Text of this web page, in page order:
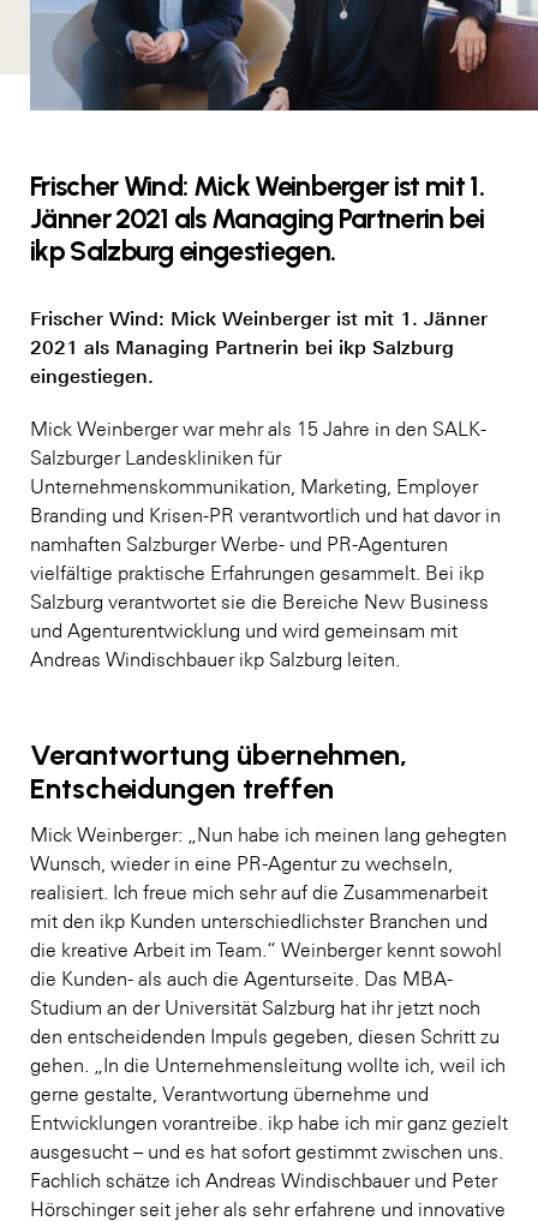
Frischer Wind: Mick Weinberger ist mit 1.
Jänner 2021 als Managing Partnerin bei
ikp Salzburg eingestiegen.
Frischer Wind: Mick Weinberger ist mit 1. Jänner
2021 als Managing Partnerin bei ikp Salzburg
eingestiegen.
Mick Weinberger war mehr als 15 Jahre in den SALK-
Salzburger Landeskliniken für
Unternehmenskommunikation, Marketing, Employer
Branding und Krisen-PR verantwortlich und hat davor in
namhaften Salzburger Werbe- und PR-Agenturen
vielfältige praktische Erfahrungen gesammelt. Bei ikp
Salzburg verantwortet sie die Bereiche New Business
und Agenturentwicklung und wird gemeinsam mit
Andreas Windischbauer ikp Salzburg leiten.
Verantwortung übernehmen,
Entscheidungen treffen
Mick Weinberger: „Nun habe ich meinen lang gehegten
Wunsch, wieder in eine PR-Agentur zu wechseln,
realisiert. Ich freue mich sehr auf die Zusammenarbeit
mit den ikp Kunden unterschiedlichster Branchen und
die kreative Arbeit im Team.“ Weinberger kennt sowohl
die Kunden- als auch die Agenturseite. Das MBA-
Studium an der Universität Salzburg hat ihr jetzt noch
den entscheidenden Impuls gegeben, diesen Schritt zu
gehen. „In die Unternehmensleitung wollte ich, weil ich
gerne gestalte, Verantwortung übernehme und
Entwicklungen vorantreibe. ikp habe ich mir ganz gezielt
ausgesucht – und es hat sofort gestimmt zwischen uns.
Fachlich schätze ich Andreas Windischbauer und Peter
Hörschinger seit jeher als sehr erfahrene und innovative